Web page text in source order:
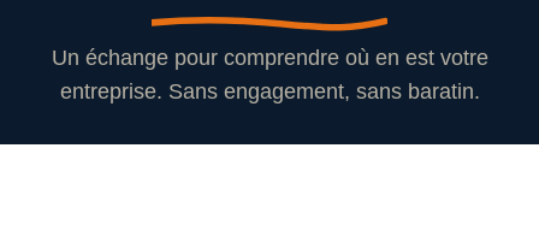
Un échange pour comprendre où en est votre
entreprise. Sans engagement, sans baratin.